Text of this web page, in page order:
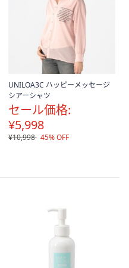
UNILOA3C ハッピーメッセージ
シアーシャツ
セール価格:
¥5,998
¥10,998 45% OFF